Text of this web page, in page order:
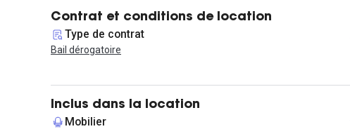
Contrat et conditions de location
Type de contrat
Bail dérogatoire
Inclus dans la location
Mobilier